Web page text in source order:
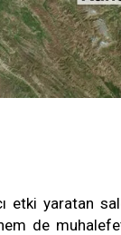
yaratan
de